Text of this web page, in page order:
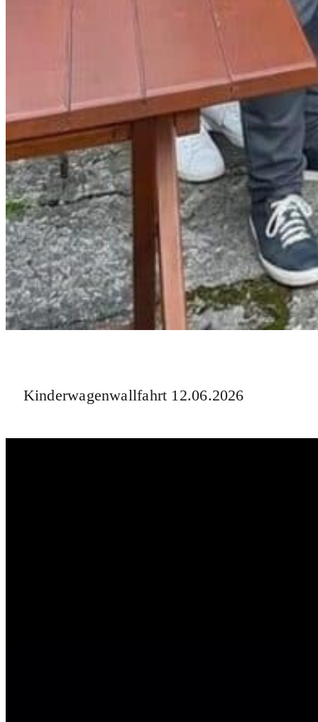
Kinderwagenwallfahrt 12.06.2026